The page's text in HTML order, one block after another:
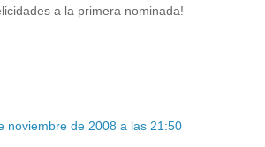
a la primera nominada!
noviembre de 2008 a las 21:50